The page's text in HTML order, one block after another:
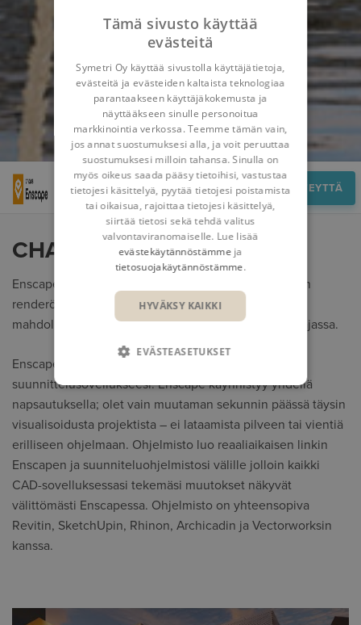
Yleiskatsaus OTA YHTEYTTÄ
CHAOS ENSCAPE
Enscape on Revitin ja muiden 3D CAD -ohjelmistojen
renderöintityökalu, joka antaa suunnittelijoille
mahdollisuuden luoda kauniita visualisointeja reaaliajassa.
Enscape integroituu saumattomasti
suunnittelusovellukseesi. Enscape käynnistyy yhdellä
napsautuksella; olet vain muutaman sekunnin päässä täysin
visualisoidusta projektista – ei lataamista pilveen tai vientiä
erilliseen ohjelmaan. Ohjelmisto luo reaaliaikaisen linkin
Enscapen ja suunniteluohjelmistosi välille jolloin kaikki
CAD-sovelluksessasi tekemäsi muutokset näkyvät
välittömästi Enscapessa. Ohjelmisto on yhteensopiva
Revitin, SketchUpin, Rhinon, Archicadin ja Vectorworksin
kanssa.
Tämä sivusto käyttää
evästeitä
Symetri Oy käyttää sivustolla käyttäjätietoja,
evästeitä ja evästeiden kaltaista teknologiaa
parantaakseen käyttäjäkokemusta ja
näyttääkseen sinulle personoitua
markkinointia verkossa. Teemme tämän vain,
jos annat suostumuksesi alla, ja voit peruuttaa
suostumuksesi milloin tahansa. Sinulla on
myös oikeus saada pääsy tietoihisi, vastustaa
tietojesi käsittelyä, pyytää tietojesi poistamista
tai oikaisua, rajoittaa tietojesi käsittelyä,
siirtää tietosi sekä tehdä valitus
valvontaviranomaiselle. Lue lisää
evästekäytännöstämme ja
tietosuojakäytännöstämme.
HYVÄKSY KAIKKI
EVÄSTEASETUKSET